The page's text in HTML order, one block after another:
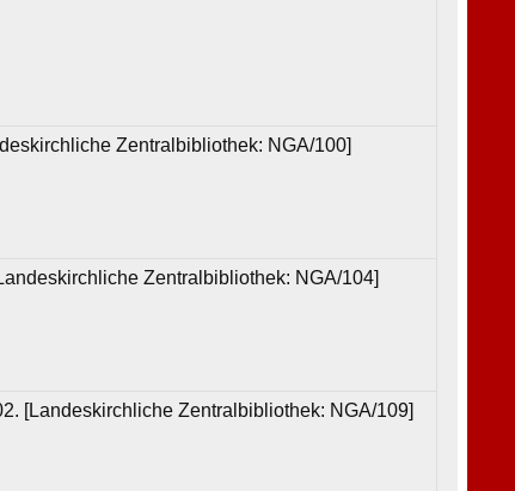
Zentralbibliothek: NGA/100]
Zentralbibliothek: NGA/104]
[Landeskirchliche Zentralbibliothek: NGA/109]